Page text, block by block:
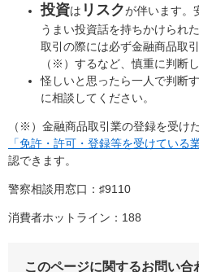
投資は リスクが伴います。
うまい投資話を持ちかけられ
取引の際には必ず金融商品取
（※）するなど、慎重に判断し
怪しいと思ったら一人で判断
に相談してください。
（※）金融商品取引業の登録を受け
「免許・許可・登録等を受けている
認できます。
警察相談用窓口：♯9110
消費者ホットライン：188
このページに関するお問い合